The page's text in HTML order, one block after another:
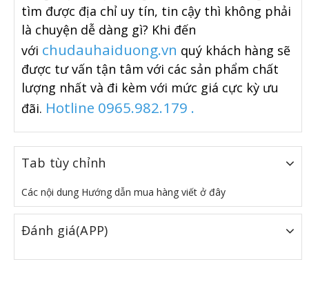
tìm được địa chỉ uy tín, tin cậy thì không phải
là chuyện dễ dàng gì? Khi đến
với chudauhaiduong.vn quý khách hàng sẽ
được tư vấn tận tâm với các sản phẩm chất
lượng nhất và đi kèm với mức giá cực kỳ ưu
đãi. Hotline 0965.982.179 .
Tab tùy chỉnh
Các nội dung Hướng dẫn mua hàng viết ở đây
Đánh giá(APP)